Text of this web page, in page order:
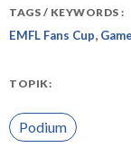
TAGS / KEYWORDS :
EMFL Fans Cup,
TOPIK:
Podium